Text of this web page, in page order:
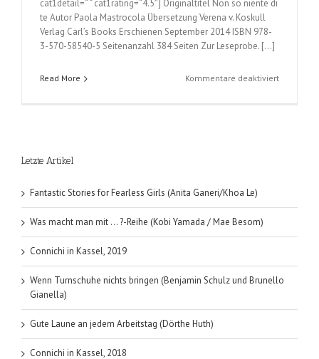
cat1detail=“ “ cat1rating=“4.5″] Originaltitel Non so niente di
te Autor Paola Mastrocola Übersetzung Verena v. Koskull
Verlag Carl’s Books Erschienen September 2014 ISBN 978-
3-570-58540-5 Seitenanzahl 384 Seiten Zur Leseprobe. […]
Read More Kommentare deaktiviertfür
Letzte Artikel
Fantastic Stories for Fearless Girls (Anita Ganeri/Khoa Le)
Was macht man mit … ?-Reihe (Kobi Yamada / Mae Besom)
Connichi in Kassel, 2019
Wenn Turnschuhe nichts bringen (Benjamin Schulz und Brunello
Gianella)
Gute Laune an jedem Arbeitstag (Dörthe Huth)
Connichi in Kassel, 2018